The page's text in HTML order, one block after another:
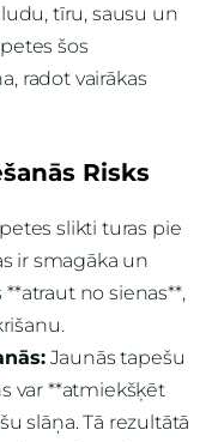
tīru, sausu un
šos
radot vairākas
Risks
slikti turas pie
ir smagāka un
no sienas**,
Jaunās tapešu
var **atmiekšķēt
slāņa. Tā rezultātā